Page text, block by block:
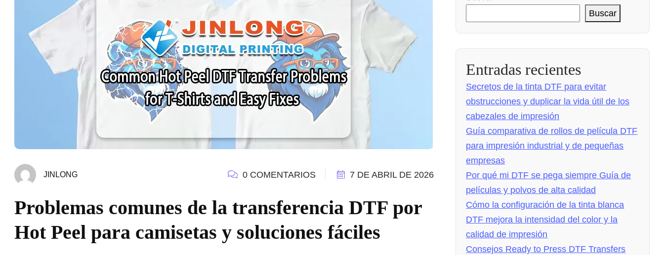
JINLONG 0 COMENTARIOS 7 DE ABRIL DE 2026
Problemas comunes de la transferencia DTF por
Hot Peel para camisetas y soluciones fáciles
Buscar
Entradas recientes
Secretos de la tinta DTF para evitar
obstrucciones y duplicar la vida útil de los
cabezales de impresión
Guía comparativa de rollos de película DTF
para impresión industrial y de pequeñas
empresas
Por qué mi DTF se pega siempre Guía de
películas y polvos de alta calidad
Cómo la configuración de la tinta blanca
DTF mejora la intensidad del color y la
calidad de impresión
Consejos Ready to Press DTF Transfers